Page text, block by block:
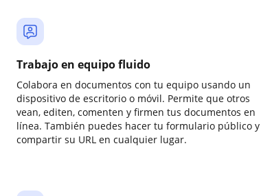
Trabajo en equipo fluido
Colabora en documentos con tu equipo usando un
dispositivo de escritorio o móvil. Permite que otros
vean, editen, comenten y firmen tus documentos en
línea. También puedes hacer tu formulario público y
compartir su URL en cualquier lugar.